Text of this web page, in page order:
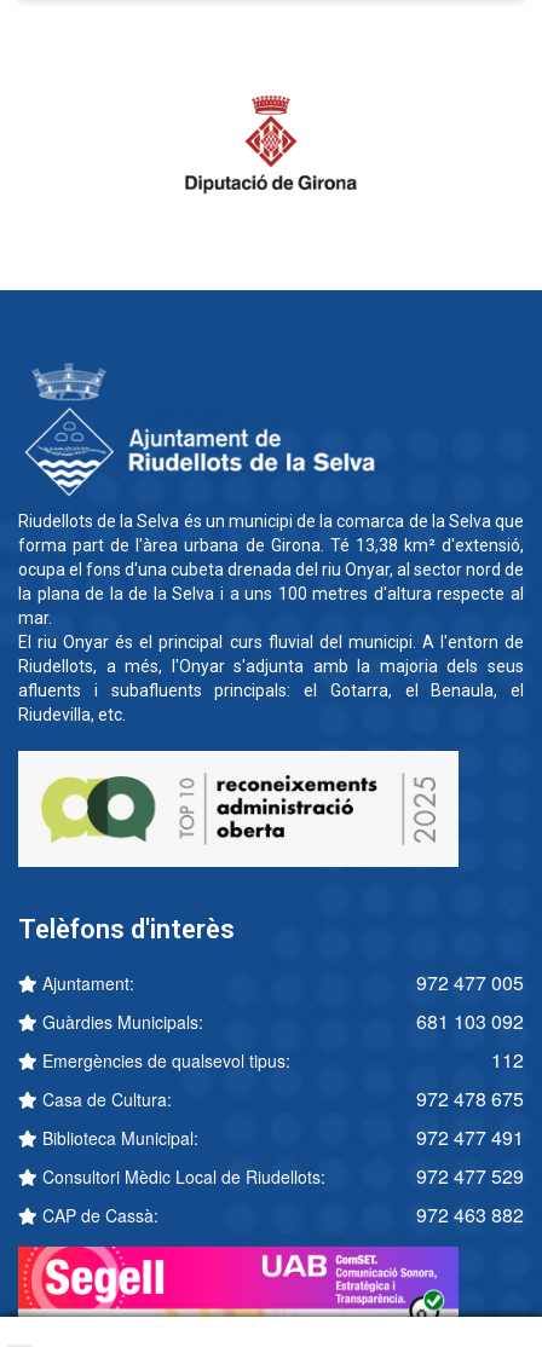
Riudellots de la Selva és un municipi de la comarca de la Selva que
forma part de l'àrea urbana de Girona. Té 13,38 km² d'extensió,
ocupa el fons d'una cubeta drenada del riu Onyar, al sector nord de
la plana de la de la Selva i a uns 100 metres d'altura respecte al
mar.
El riu Onyar és el principal curs fluvial del municipi. A l'entorn de
Riudellots, a més, l'Onyar s'adjunta amb la majoria dels seus
afluents i subafluents principals: el Gotarra, el Benaula, el
Riudevilla, etc.
Telèfons d'interès
Ajuntament: 972 477 005
Guàrdies Municipals: 681 103 092
Emergències de qualsevol tipus: 112
Casa de Cultura: 972 478 675
Biblioteca Municipal: 972 477 491
Consultori Mèdic Local de Riudellots: 972 477 529
CAP de Cassà: 972 463 882